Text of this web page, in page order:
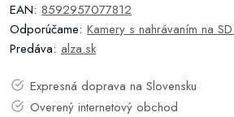
EAN: 8592957077812
Odporúčame: Kamery s nahrávaním na
Predáva: alza.sk
Expresná doprava na Slovensku
Overený internetový obchod